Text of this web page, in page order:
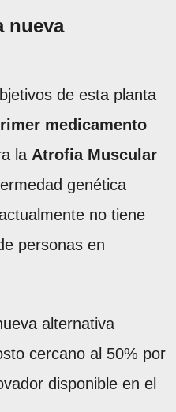
nueva
de esta planta
medicamento
la Atrofia Muscular
genética
no tiene
personas en
alternativa
cercano al 50% por
disponible en el